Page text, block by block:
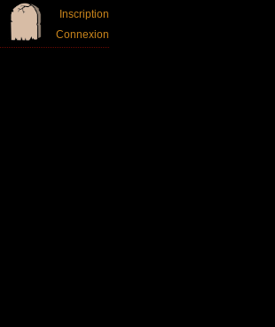
Inscription
Connexion